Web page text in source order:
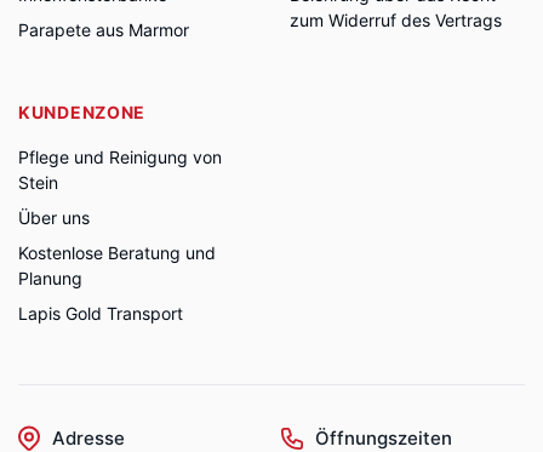
Parapete aus Marmor
zum Widerruf des Vertrags
KUNDENZONE
Pflege und Reinigung von
Stein
Über uns
Kostenlose Beratung und
Planung
Lapis Gold Transport
Adresse Öffnungszeiten